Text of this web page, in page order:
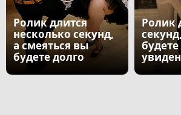
Ролик длится
несколько секунд,
а смеяться вы
будете долго
Ролик